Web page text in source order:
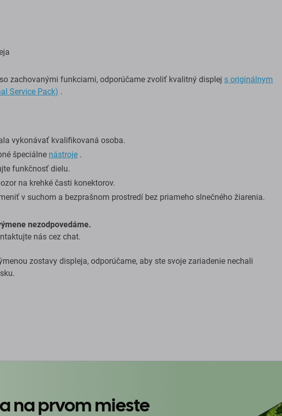
zachovanými funkciami, odporúčame zvoliť kvalitný displej s originálnym
Service Pack) .
vykonávať kvalifikovaná osoba.
špeciálne nástroje .
funkčnosť dielu.
na krehké časti konektorov.
v suchom a bezprašnom prostredí bez priameho slnečného žiarenia.
nezodpovedáme.
nás cez chat.
zostavy displeja, odporúčame, aby ste svoje zariadenie nechali
na prvom mieste